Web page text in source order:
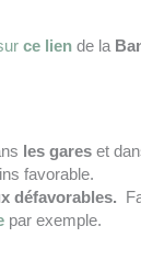
ce lien de la
les gares et
favorable.
défavorables.
par exemple.